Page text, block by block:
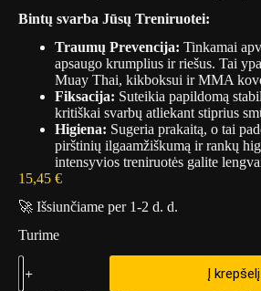
Bintų svarba Jūsų Treniruotei:
Traumų Prevencija: Tinkamai
apsaugo krumplius ir riešus. Tai
Muay Thai, kikboksui ir MMA
Fiksacija: Suteikia papildomą
kritiškai svarbų atliekant stiprius
Higiena: Sugeria prakaitą, o tai
pirštinių ilgaamžiškumą ir rankų
intensyvios treniruotės galite
15,45 €
🚀 Išsiunčiame per 1-2 d. d.
Turime
Į krepšelį